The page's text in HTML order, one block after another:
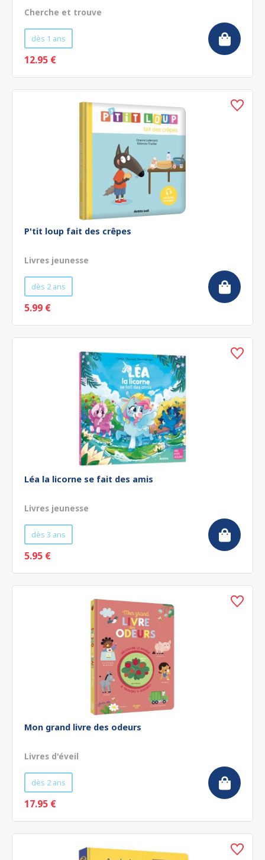
Cherche et trouve
dès 1 ans
12.95 €
P'tit loup fait des crêpes
Livres jeunesse
dès 2 ans
5.99 €
Léa la licorne se fait des amis
Livres jeunesse
dès 3 ans
5.95 €
Mon grand livre des odeurs
Livres d'éveil
dès 2 ans
17.95 €